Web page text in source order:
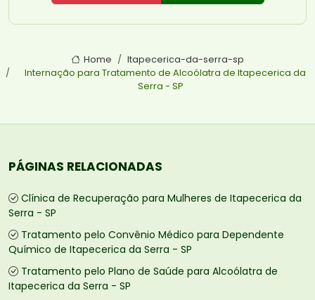
Home
Itapecerica-da-serra-sp
Internação para Tratamento de Alcoólatra de Itapecerica da
Serra - SP
PÁGINAS RELACIONADAS
Clínica de Recuperação para Mulheres de Itapecerica da
Serra - SP
Tratamento pelo Convênio Médico para Dependente
Químico de Itapecerica da Serra - SP
Tratamento pelo Plano de Saúde para Alcoólatra de
Itapecerica da Serra - SP